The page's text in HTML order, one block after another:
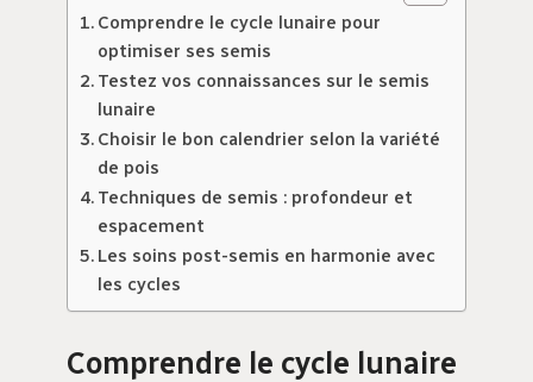
Comprendre le cycle lunaire pour
optimiser ses semis
Testez vos connaissances sur le semis
lunaire
Choisir le bon calendrier selon la variété
de pois
Techniques de semis : profondeur et
espacement
Les soins post-semis en harmonie avec
les cycles
Comprendre le cycle lunaire